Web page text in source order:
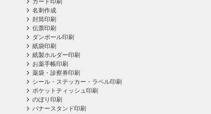
カード印刷
名刺作成
封筒印刷
伝票印刷
ダンボール印刷
紙袋印刷
紙製ホルダー印刷
お薬手帳印刷
薬袋・診察券印刷
シール・ステッカー・ラベル印刷
ポケットティッシュ印刷
のぼり印刷
バナースタンド印刷